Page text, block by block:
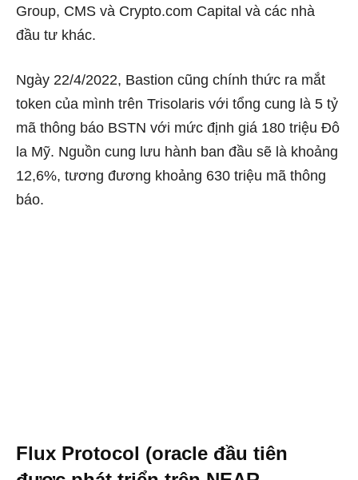
Group, CMS và Crypto.com Capital và các nhà
đầu tư khác.
Ngày 22/4/2022, Bastion cũng chính thức ra mắt
token của mình trên Trisolaris với tổng cung là 5 tỷ
mã thông báo BSTN với mức định giá 180 triệu Đô
la Mỹ. Nguồn cung lưu hành ban đầu sẽ là khoảng
12,6%, tương đương khoảng 630 triệu mã thông
báo.
Flux Protocol (oracle đầu tiên